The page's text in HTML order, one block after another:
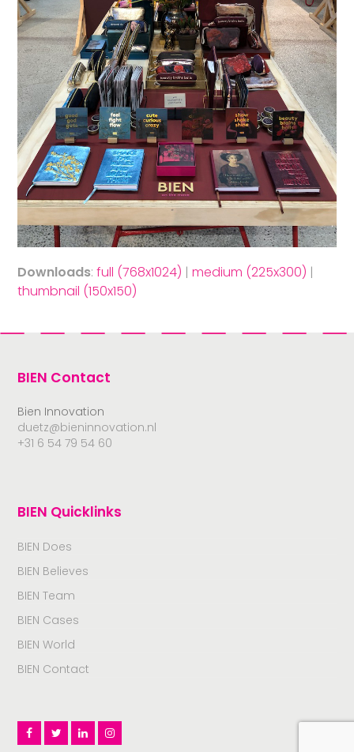
Downloads:full (768x1024) |medium (225x300) |
thumbnail (150x150)
BIEN Contact
Bien Innovation
duetz@bieninnovation.nl
+31 6 54 79 54 60
BIEN Quicklinks
BIEN Does
BIEN Believes
BIEN Team
BIEN Cases
BIEN World
BIEN Contact